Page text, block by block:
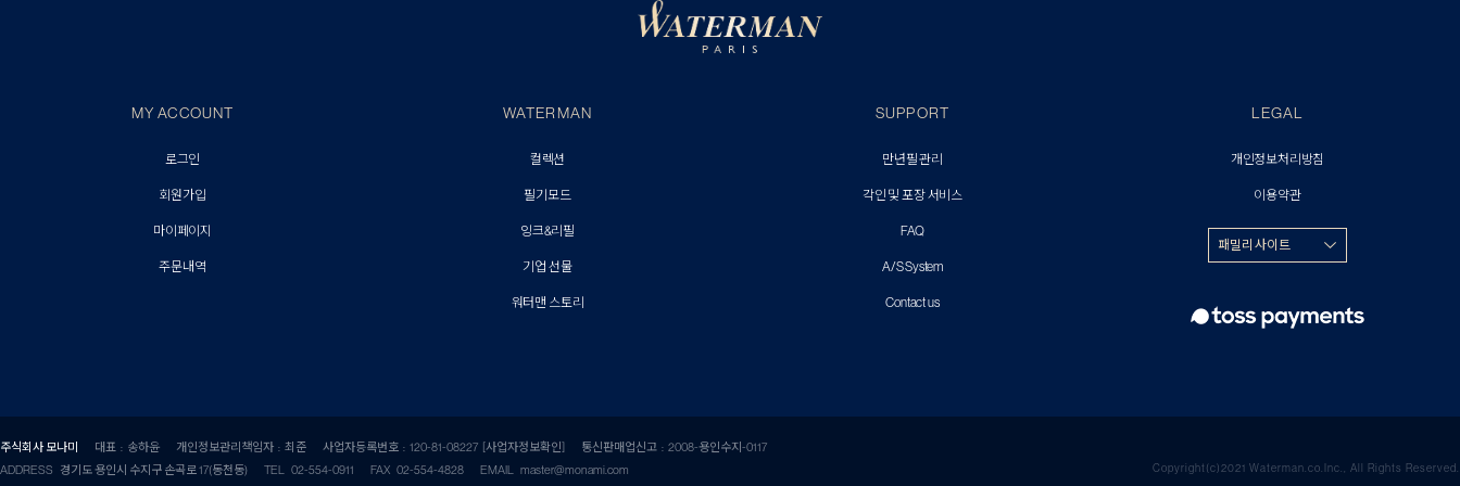
MY ACCOUNT
로그인
회원가입
마이페이지
주문내역
WATERMAN
컬렉션
필기모드
잉크&리필
기업 선물
워터맨 스토리
SUPPORT
만년필 관리
각인 및 포장 서비스
FAQ
A/S System
Contact us
LEGAL
개인정보처리방침
이용약관
패밀리 사이트
주식회사 모나미 대표 : 송하윤 개인정보관리책임자 : 최준 사업자등록번호 : 120-81-08227 [사업자정보확인]
통신판매업신고 : 2008-용인수지-0117
ADDRESS 경기도 용인시 수지구 손곡로 17(동천동)
TEL 02-554-0911 FAX 02-554-4828 EMAIL master@monami.com Copyright(c)2021 Waterman.co.Inc., All Rights Reserved.